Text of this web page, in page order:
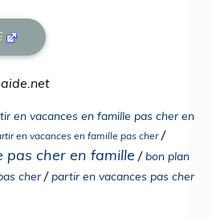
en vacances en famille pas cher en
en vacances en famille pas cher/
pas cher en famille /bon plan
cher/partir en vacances pas cher